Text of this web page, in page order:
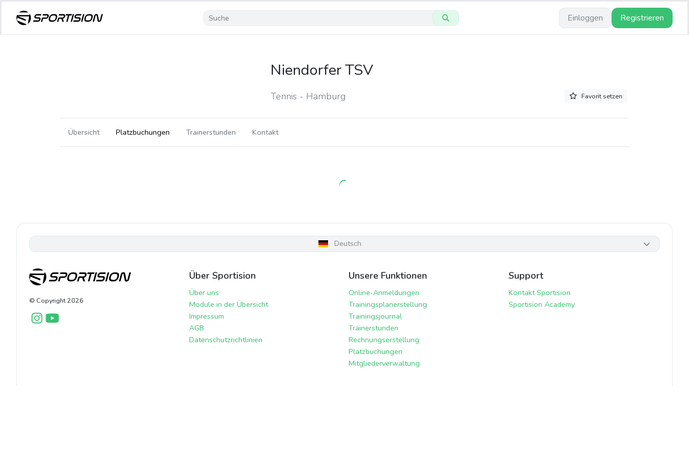
Einloggen Registrieren
Niendorfer TSV
Tennis - Hamburg Favorit setzen
Übersicht Platzbuchungen Trainerstunden Kontakt
Deutsch
© Copyright2026
Über Sportision
Über uns
Module in der Übersicht
Impressum
AGB
Datenschutzrichtlinien
Unsere Funktionen
Online-Anmeldungen
Trainingsplanerstellung
Trainingsjournal
Trainerstunden
Rechnungserstellung
Platzbuchungen
Mitgliederverwaltung
Support
Kontakt Sportision
Sportision Academy